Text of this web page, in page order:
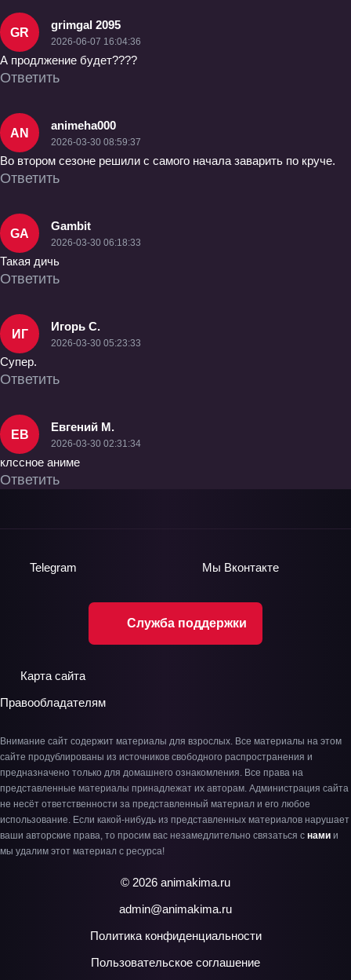
GR
grimgal 2095
2026-06-07 16:04:36
А продлжение будет????
Ответить
AN
animeha000
2026-03-30 08:59:37
Во втором сезоне решили с самого начала заварить по круче.
Ответить
GA
Gambit
2026-03-30 06:18:33
Такая дичь
Ответить
ИГ
Игорь С.
2026-03-30 05:23:33
Супер.
Ответить
ЕВ
Евгений М.
2026-03-30 02:31:34
клссное аниме
Ответить
Служба поддержки
Telegram Мы Вконтакте
Карта сайта
Правообладателям
Внимание сайт содержит материалы для взрослых. Все материалы на этом
сайте продублированы из источников свободного распространения и
предназначено только для домашнего ознакомления. Все права на
представленные материалы принадлежат их авторам. Администрация сайта
не несёт ответственности за представленный материал и его любое
использование. Если какой-нибудь из представленных материалов нарушает
ваши авторские права, то просим вас незамедлительно связаться с нами и
мы удалим этот материал с ресурса!
© 2026 animakima.ru
admin@animakima.ru
Политика конфиденциальности
Пользовательское соглашение